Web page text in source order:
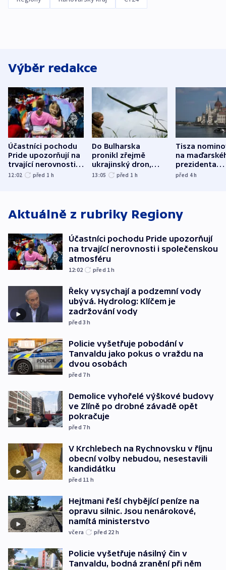
Výběr redakce
Účastníci pochodu
Pride upozorňují na
trvající nerovnosti i
společenskou
12:02 před 1 h
Do Bulharska
pronikl zřejmě
ukrajinský dron,
explodoval kilometr
13:05 před 1 h
Tisza
na
prezidenta
bývalého
před 4h
Aktuálně z rubriky Regiony
Účastníci pochodu Pride upozorňují
na trvající nerovnosti i společenskou
atmosféru
12:02 před 1h
Řeky vysychají a podzemní vody
ubývá. Hydrolog: Klíčem je
zadržování vody
před 3h
Policie vyšetřuje pobodání v
Tanvaldu jako pokus o vraždu na
dvou osobách
před 7h
Demolice vyhořelé výškové budovy
ve Zlíně po drobné závadě opět
pokračuje
před 7h
V Krchlebech na Rychnovsku v říjnu
obecní volby nebudou, nesestavili
kandidátku
před 11 h
Hejtmani řeší chybějící peníze na
opravu silnic. Jsou nenárokové,
namítá ministerstvo
včera před 22 h
Policie vyšetřuje násilný čin v
Tanvaldu, bodná zranění při něm